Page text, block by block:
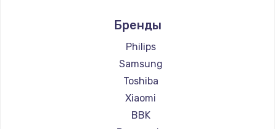
Заказать
Настройка Wi-Fi
1030 руб.
Заказать
Ремонт телевизоров Hisense
Ремонт телевизоров Daewoo
Ремонт телевизоров Centek
Ремонт телевизоров Telefunken
Ремонт телевизоров Hyundai
Ремонт телевизоров Doffler
Бренды
Philips
Samsung
Toshiba
Xiaomi
BBK